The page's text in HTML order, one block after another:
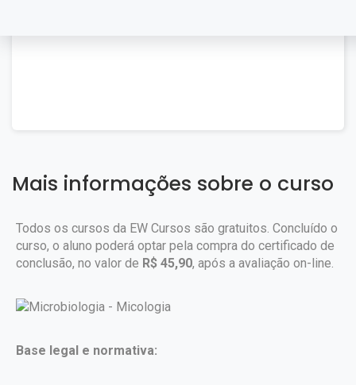
Mais informações sobre o curso
Todos os cursos da EW Cursos são gratuitos. Concluído o
curso, o aluno poderá optar pela compra do certificado de
conclusão, no valor de R$ 45,90, após a avaliação on-line.
Base legal e normativa: